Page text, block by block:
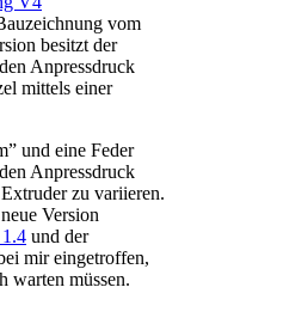
vom
besitzt der
Anpressdruck
mittels einer
und eine Feder
Anpressdruck
zu variieren.
Version
und der
mir eingetroffen,
warten müssen.